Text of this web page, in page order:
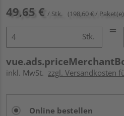
49,65 € / Stk. (198,60 € /
Stk.
inkl. MwSt. zzgl. Versandkosten
Online bestellen